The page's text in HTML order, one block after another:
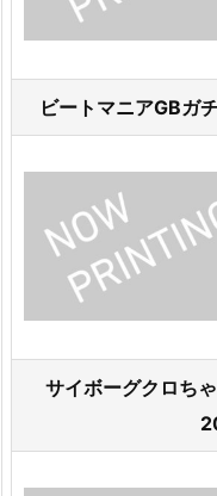
ビートマニアGB
サイボーグクロち